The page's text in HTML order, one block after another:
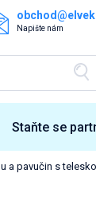
Napište nám
Staňte se
a pavučin s